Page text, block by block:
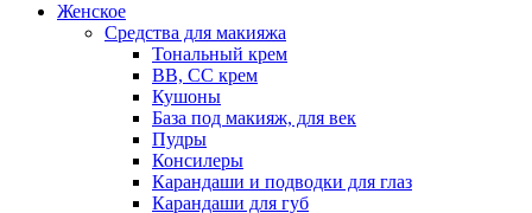
Женское
Средства для макияжа
Тональный крем
BB, CC крем
Кушоны
База под макияж, для век
Пудры
Консилеры
Карандаши и подводки для глаз
Карандаши для губ